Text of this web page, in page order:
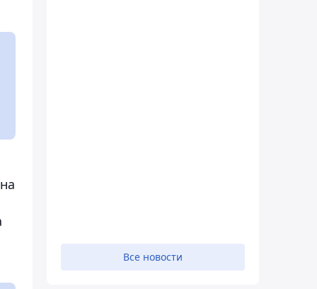
Все новости